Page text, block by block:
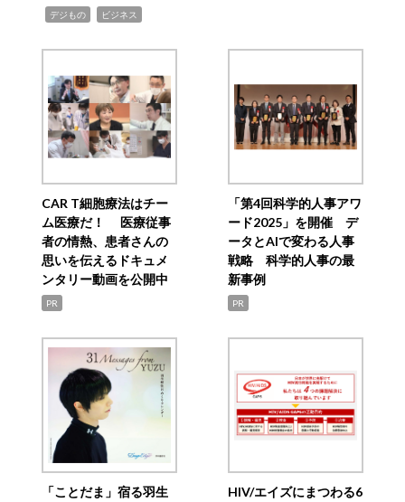
デジもの ビジネス
CAR T細胞療法はチー
ム医療だ！ 医療従事
者の情熱、患者さんの
思いを伝えるドキュメ
ンタリー動画を公開中
PR
「第4回科学的人事アワ
ード2025」を開催 デ
ータとAIで変わる人事
戦略 科学的人事の最
新事例
PR
「ことだま」宿る羽生
HIV/エイズにまつわる6